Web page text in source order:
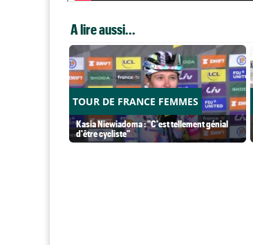
A lire aussi...
TOUR DE FRANCE FEMMES
Kasia Niewiadoma : "C'est tellement génial
d'être cycliste"